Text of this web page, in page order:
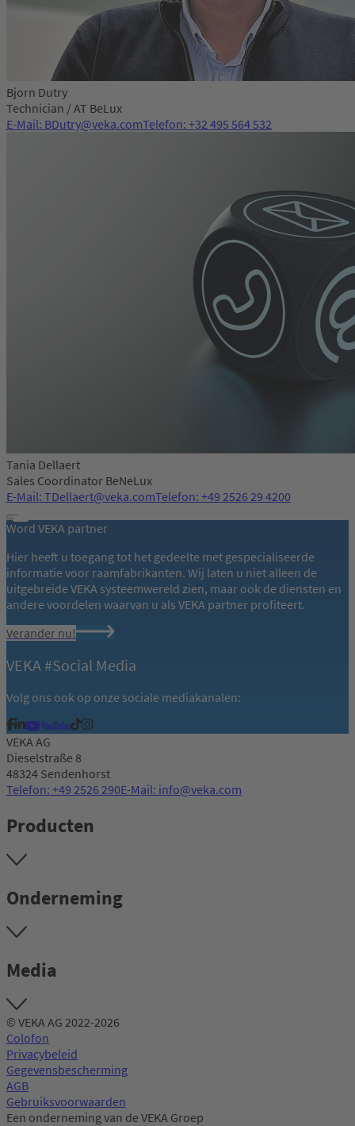
Bjorn Dutry
Technician / AT BeLux
E-Mail: BDutry@veka.comTelefon: +32 495 564 532
Tania Dellaert
Sales Coordinator BeNeLux
E-Mail: TDellaert@veka.comTelefon: +49 2526 29 4200
Word VEKA partner
Hier heeft u toegang tot het gedeelte met gespecialiseerde
informatie voor raamfabrikanten. Wij laten u niet alleen de
uitgebreide VEKA systeemwereld zien, maar ook de diensten en
andere voordelen waarvan u als VEKA partner profiteert.
Verander nu!
VEKA #Social Media
Volg ons ook op onze sociale mediakanalen:
VEKA AG
Dieselstraße 8
48324 Sendenhorst
Telefon: +49 2526 290E-Mail: info@veka.com
Producten
Onderneming
Media
© VEKA AG 2022-2026
Colofon
Privacybeleid
Gegevensbescherming
AGB
Gebruiksvoorwaarden
Een onderneming van de VEKA Groep